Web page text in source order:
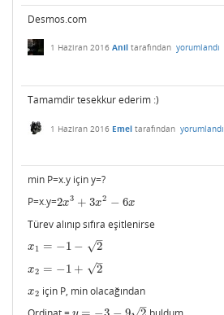
Desmos.com
1 Haziran 2016 Anil tarafından yorumlandı
Tamamdir tesekkur ederim :)
1 Haziran 2016 Emel tarafından yorumlandı
min P=x.y için y=?
P=x.y=2x3 + 3x2 − 6x
2x3+3x 2−6
Türev alınıp sıfıra eşitlenirse
x1 = −1 − 2
–
√
x1 −1 −2
x2 = −1 + 2
–
√
x2= −1 +2
x2
x2 için P, min olacağından
–